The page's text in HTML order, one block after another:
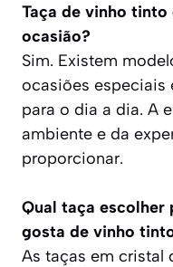
Taça de vinho
ocasião?
Sim. Existem
ocasiões especiais
para o dia a dia. A
ambiente e da
proporcionar.
Qual taça escolher
gosta de vinho
As taças em cristal